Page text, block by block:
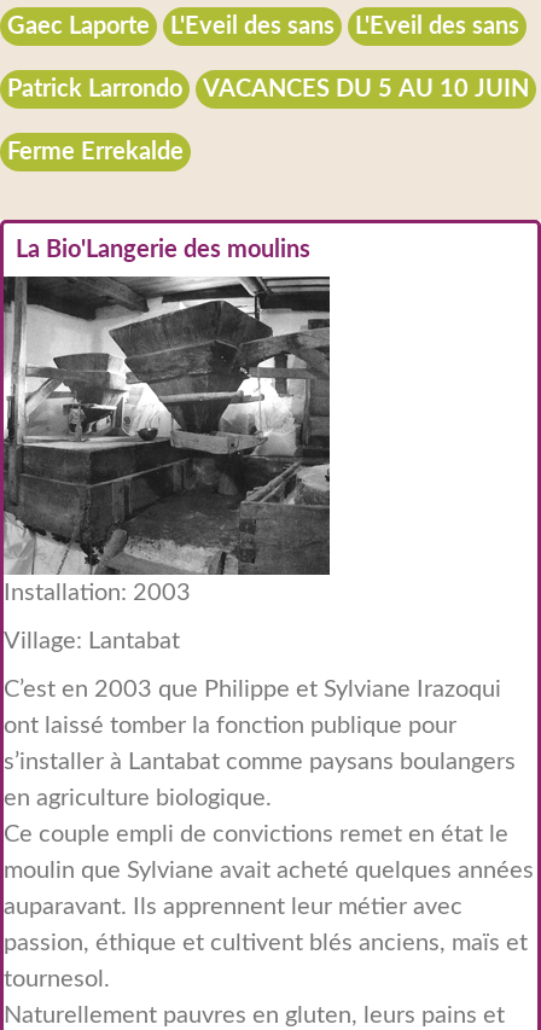
Gaec Laporte L'Eveil des sans L'Eveil des sans
Patrick Larrondo VACANCES DU 5 AU 10 JUIN
Ferme Errekalde
La Bio'Langerie des moulins
Installation: 2003
Village: Lantabat
C’est en 2003 que Philippe et Sylviane Irazoqui
ont laissé tomber la fonction publique pour
s’installer à Lantabat comme paysans boulangers
en agriculture biologique.
Ce couple empli de convictions remet en état le
moulin que Sylviane avait acheté quelques années
auparavant. Ils apprennent leur métier avec
passion, éthique et cultivent blés anciens, maïs et
tournesol.
Naturellement pauvres en gluten, leurs pains et